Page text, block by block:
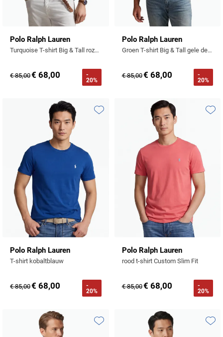
Polo Ralph Lauren
Turquoise T-shirt Big & Tall roze logo
€ 85,00€ 68,00
-
20%
Polo Ralph Lauren
Groen T-shirt Big & Tall gele details jersey
€ 85,00€ 68,00
-
20%
Polo Ralph Lauren
T-shirt kobaltblauw
€ 85,00€ 68,00
-
20%
Toevoegen aan favorieten
Polo Ralph Lauren
rood t-shirt Custom Slim Fit
€ 85,00€ 68,00
-
20%
Toevoegen aan favorieten